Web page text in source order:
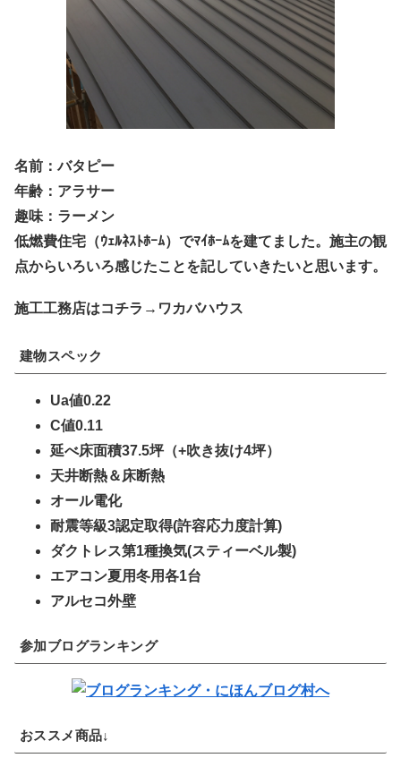
名前：バタピー
年齢：アラサー
趣味：ラーメン
低燃費住宅（ｳｪﾙﾈｽﾄﾎｰﾑ）でﾏｲﾎｰﾑを建てました。施主の観
点からいろいろ感じたことを記していきたいと思います。
施工工務店はコチラ→ワカバハウス
建物スペック
Ua値0.22
C値0.11
延べ床面積37.5坪（+吹き抜け4坪）
天井断熱＆床断熱
オール電化
耐震等級3認定取得(許容応力度計算)
ダクトレス第1種換気(スティーベル製)
エアコン夏用冬用各1台
アルセコ外壁
参加ブログランキング
おススメ商品↓